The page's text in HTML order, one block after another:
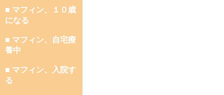
■ マフィン、１０歳
になる
■ マフィン、自宅療
養中
■ マフィン、入院す
る